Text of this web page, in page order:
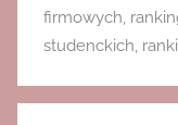
firmowych
studenckich